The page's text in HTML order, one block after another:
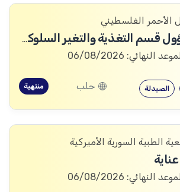
الأحمر الفلسطيني
مسؤول قسم التغذية والتغير السلوكي والاجتماعي (رمز الوظيفة: AN-045)
النهائي: 06/08/2026
الصيدلة حلب منتهية
الطبية السورية الأميركية
النهائي: 06/08/2026